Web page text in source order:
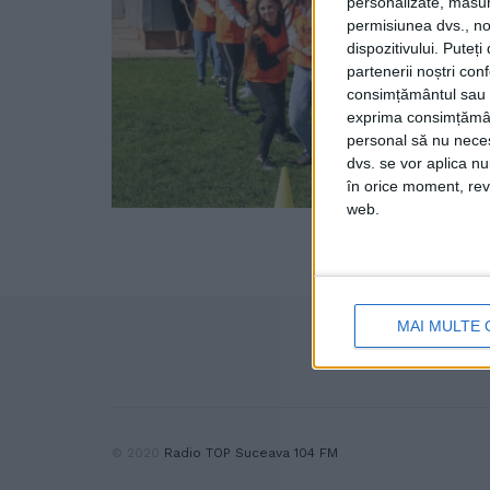
permisiunea dvs.,
dispozitivului. Puteți
partenerii noștri
consimțământul
exprima
personal să nu
dvs. se vor aplica
în orice moment,
web.
MAI MULTE
Radio TOP Suceava 104 FM